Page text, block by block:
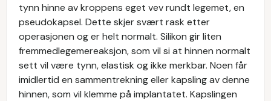
tynn hinne av kroppens eget vev rundt legemet, en
pseudokapsel. Dette skjer svært rask etter
operasjonen og er helt normalt. Silikon gir liten
fremmedlegemereaksjon, som vil si at hinnen normalt
sett vil være tynn, elastisk og ikke merkbar. Noen får
imidlertid en sammentrekning eller kapsling av denne
hinnen, som vil klemme på implantatet. Kapslingen